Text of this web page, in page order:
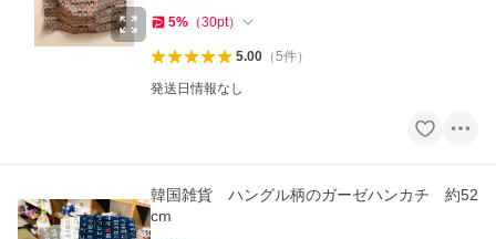
5% （30pt）
5.00（5件）
発送日情報なし
韓国雑貨 ハングル柄のガーゼハンカチ 約52
cm